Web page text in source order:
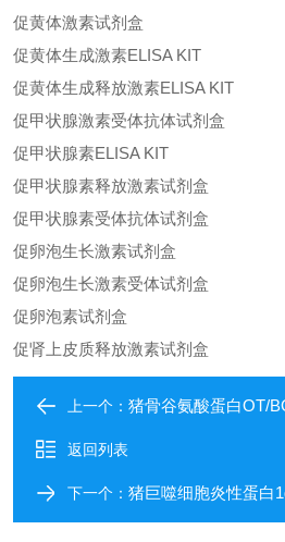
促黄体激素试剂盒
促黄体生成激素ELISA KIT
促黄体生成释放激素ELISA KIT
促甲状腺激素受体抗体试剂盒
促甲状腺素ELISA KIT
促甲状腺素释放激素试剂盒
促甲状腺素受体抗体试剂盒
促卵泡生长激素试剂盒
促卵泡生长激素受体试剂盒
促卵泡素试剂盒
促肾上皮质释放激素试剂盒
上一个： 猪骨谷氨酸蛋白OT/
返回列表
下一个： 猪巨噬细胞炎性蛋白